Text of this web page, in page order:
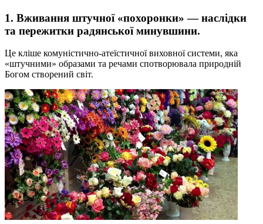
1. Вживання штучної «похоронки» — наслідки
та пережитки радянської минувшини.
Це кліше комуністично-атеїстичної виховної системи, яка
«штучними» образами та речами спотворювала природній
Богом створений світ.